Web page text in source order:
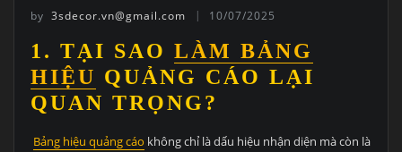
by 3sdecor.vn@gmail.com 10/07/2025
1. TẠI SAO LÀM BẢNG
HIỆU QUẢNG CÁO LẠI
QUAN TRỌNG?
Bảng hiệu quảng cáo không chỉ là dấu hiệu nhận diện mà còn là